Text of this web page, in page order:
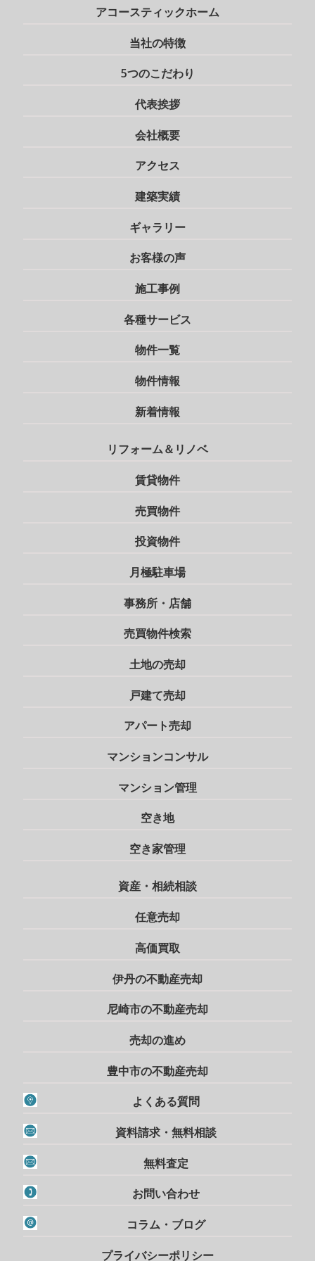
アコースティックホーム
当社の特徴
5つのこだわり
代表挨拶
会社概要
アクセス
建築実績
ギャラリー
お客様の声
施工事例
各種サービス
物件一覧
物件情報
新着情報
リフォーム＆リノベ
賃貸物件
売買物件
投資物件
月極駐車場
事務所・店舗
売買物件検索
土地の売却
戸建て売却
アパート売却
マンションコンサル
マンション管理
空き地
空き家管理
資産・相続相談
任意売却
高価買取
伊丹の不動産売却
尼崎市の不動産売却
売却の進め
豊中市の不動産売却
よくある質問
資料請求・無料相談
無料査定
お問い合わせ
コラム・ブログ
プライバシーポリシー